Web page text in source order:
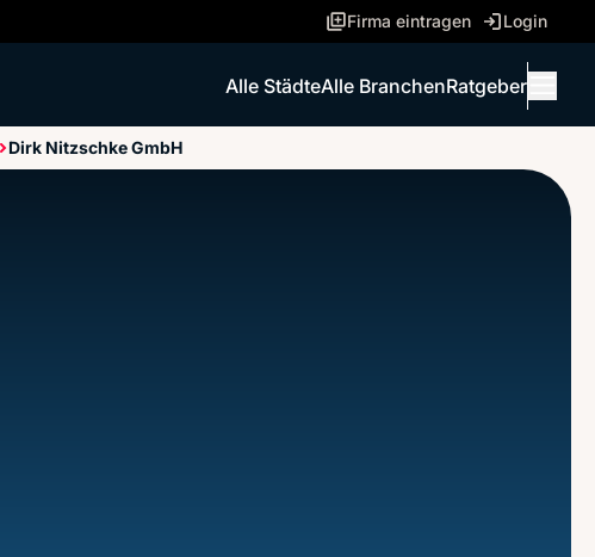
Firma eintragen Login
Alle StädteAlle BranchenRatgeber
Dirk Nitzschke GmbH